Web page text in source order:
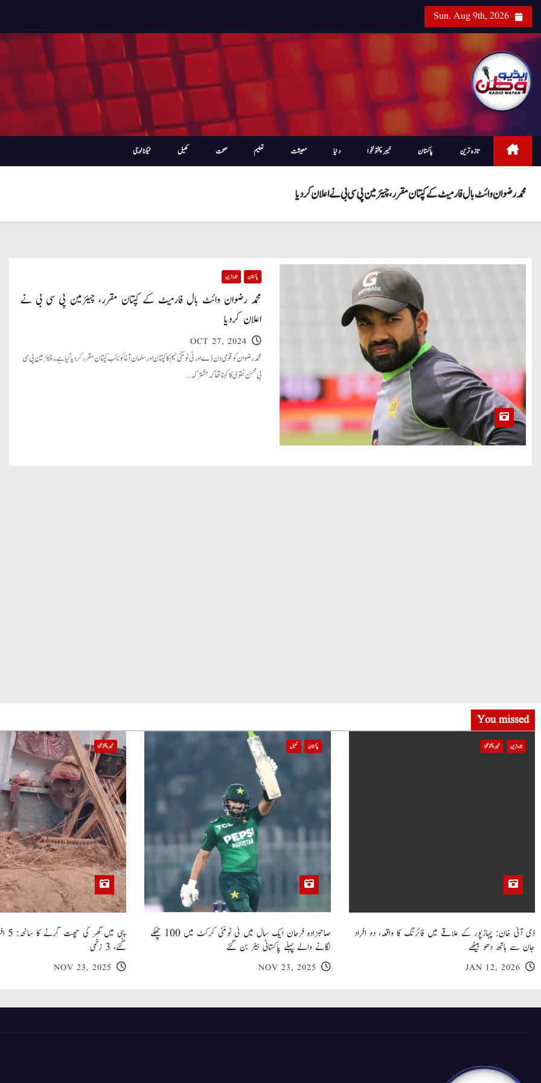
i
Sun. Aug 9th, 2026
تازہ ترین پاکستان خیبرپختونخوا دنیا معیشت تعلیم صحت کھیل ٹیکنالوجی
محمد رضوان وائٹ بال فارمیٹ کے کپتان مقرر، چیئرمین پی سی بی نے اعلان کردیا
پاکستان تازہ ترین
محمد رضوان وائٹ بال فارمیٹ کے کپتان مقرر، چیئرمین پی سی بی نے
اعلان کردیا
OCT 27, 2024
محمد رضوان کو قومی ون ڈے اور ٹی ٹوئنٹی ٹیم کا کپتان اورسلمان آغا کو نائب کپتان مقررکردیا گیاہے۔ چیئرمین پی سی
بی محسن نقوی کا کہنا تھا کہ مشترکہ…
You missed
تازہ ترین خیبر پختونخوا
ڈی آئی خان: پہاڑپور کے علاقے میں فائرنگ کا واقعہ، دو افراد
جان سے ہاتھ دھو بیٹھے
JAN 12, 2026
پاکستان کھیل
صاحبزادہ فرحان ایک سال میں ٹی ٹوئنٹی کرکٹ میں 100 چھکے
لگانے والے پہلے پاکستانی بیٹر بن گئے
NOV 23, 2025
خیبر پختونخوا
گئے، 3 زخمی
NOV 23, 2025